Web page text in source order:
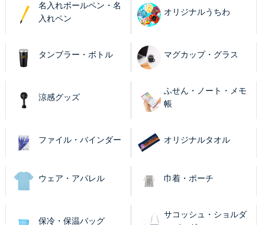
名入れボールペン・名
入れペン
オリジナルうちわ
タンブラー・ボトル マグカップ・グラス
涼感グッズ
ふせん・ノート・メモ
帳
ファイル・バインダー オリジナルタオル
ウェア・アパレル 巾着・ポーチ
保冷・保温バッグ
サコッシュ・ショルダ